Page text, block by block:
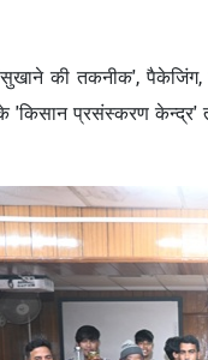
की तकनीक', पैकेजिंग,
के 'किसान प्रसंस्करण